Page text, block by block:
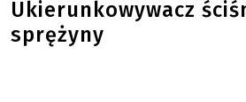
Ukierunkowywacz
sprężyny